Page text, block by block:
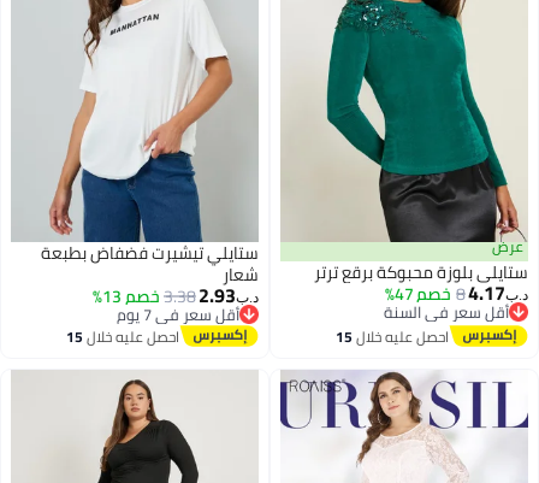
3
عرض
ستايلي بلوزة محبوكة برقع ترتر
د.ب‏4.17
8خصم 47%
أقل سعر في السنة
أقل سعر في السنة
احصل عليه خلال15
2
ستايلي تيشيرت فضفاض بطبعة
شعار
د.ب‏2.93
3.38خصم 13%
أقل سعر في 7 يوم
أقل سعر في 7 يوماحصل عليه خلال15